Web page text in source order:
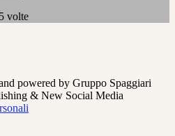
volte
powered by Gruppo Spaggiari
& New Social Media